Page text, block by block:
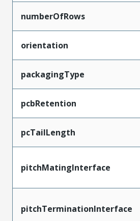
numberOfRows
orientation
packagingType
pcbRetention
pcTailLength
pitchMatingInterface
pitchTerminationInterface